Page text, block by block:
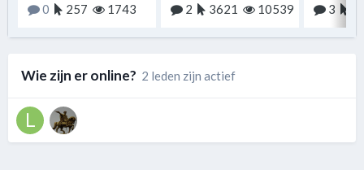
0
257 1743
2
3621 10539
3
Wie zijn er online? 2 leden zijn actief